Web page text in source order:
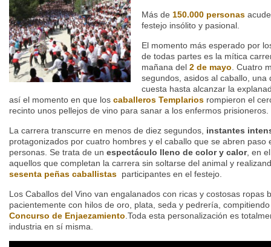
Más de 150.000 personas
festejo insólito y pasional.
El momento más esperado por
de todas partes es la mítica
mañana del 2 de mayo . Cuatro
segundos, asidos al caballo, una
cuesta hasta alcanzar la
así el momento en que los caballeros Templarios rompieron el
recinto unos pellejos de vino para sanar a los enfermos prisioneros.
La carrera transcurre en menos de diez segundos, instantes
protagonizados por cuatro hombres y el caballo que se abren paso
personas. Se trata de un espectáculo lleno de color y calor, en
aquellos que completan la carrera sin soltarse del animal y
sesenta peñas caballistas participantes en el festejo.
Los Caballos del Vino van engalanados con ricas y costosas ropas
pacientemente con hilos de oro, plata, seda y pedrería,
Concurso de Enjaezamiento .Toda esta personalización es
industria en sí misma.